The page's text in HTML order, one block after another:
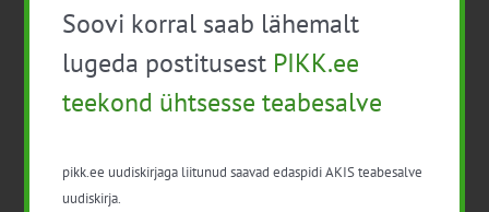
Kõige olulisem on alustada nende rakendamisega, et
peatada toitainete puuduste süvenemine ning pöörata
muldade senine seisund paranemisele, vaatamata
eesootavatele raskustele.
Plant Nutrients. 2024. Plant nutrients in drain water,
2025. 2025_annual_report_drain_water_ 2024. p,
Soovi korral saab lähemalt
lugeda postitusest PIKK.ee
teekond ühtsesse teabesalve
pikk.ee uudiskirjaga liitunud saavad edaspidi AKIS teabesalve
uudiskirja.